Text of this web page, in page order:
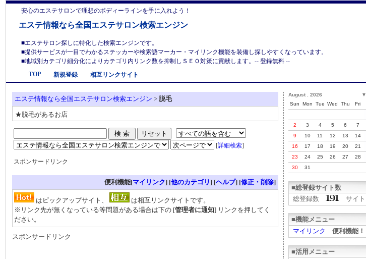
安心のエステサロンで理想のボディーラインを手に入れよう！
エステ情報なら全国エステサロン検索エンジン
■エステサロン探しに特化した検索エンジンです。
■提供サービスが一目でわかるステッカーや検索語マーカー・マイリンク機能を装備し探しやすくなっています。
■地域別カテゴリ細分化によりカテゴリ内リンク数を抑制しＳＥＯ対策に貢献します。-- 登録無料 --
TOP
新規登録 相互リンクサイト
▼
August . 2026
Sun
Mon Tue Wed Thu Fri
2
3 4 5 6 7
9 10 11 12 13 14
16
17 18 19 20 21
23
24 25 26 27 28
30
31
■総登録サイト数
総登録数
サイト
■機能メニュー
マイリンク
便利機能！
■活用メニュー
エステ情報なら全国エステサロン検索エンジン > 脱毛
★脱毛があるお店
[詳細検索]
スポンサードリンク
便利機能[マイリンク] [他のカテゴリ] [ヘルプ] [修正・削除]
はピックアップサイト、
は相互リンクサイトです。
※リンク先が無くなっている等問題がある場合は下の [管理者に通知] リンクを押してく
ださい。
スポンサードリンク